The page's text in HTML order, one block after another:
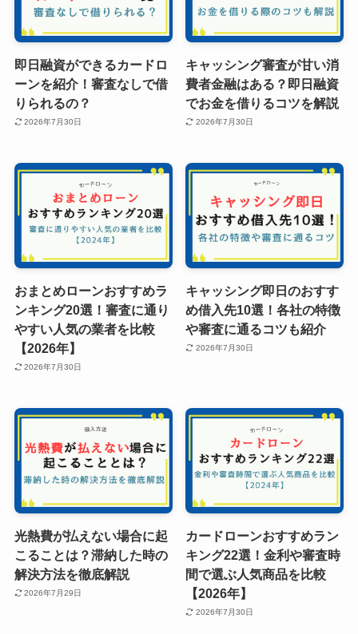
即日融資ができるカードロ
ーンを紹介！審査なしで借
りられるの？
2026年7月30日
キャッシング審査が甘い消
費者金融はある？即日融資
でお金を借りるコツを解説
2026年7月30日
おまとめローンおすすめラ
ンキング20選！審査に通り
やすい人気の業者を比較
【2026年】
2026年7月30日
キャッシング即日のおすす
め借入先10選！各社の特徴
や審査に通るコツも紹介
2026年7月30日
光熱費が払えない場合に起
こることは？滞納した時の
解決方法を徹底解説
2026年7月29日
カードローンおすすめラン
キング22選！金利や審査時
間で選ぶ人気商品を比較
【2026年】
2026年7月30日